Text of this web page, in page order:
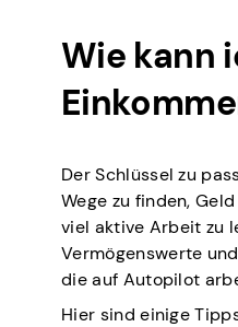
Wie kann
Der Schlüssel zu
Wege zu finden,
viel aktive Arbeit zu
Vermögenswerte
die auf Autopilot
Hier sind einige